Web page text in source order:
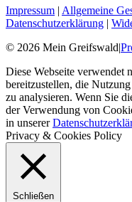
Impressum | Allgemeine
Datenschutzerklärung |
© 2026 Mein Greifswald|
Diese Webseite verwendet
bereitzustellen, die
zu analysieren. Wenn Sie
der Verwendung von
in unserer
Privacy & Cookies Policy
Schließen